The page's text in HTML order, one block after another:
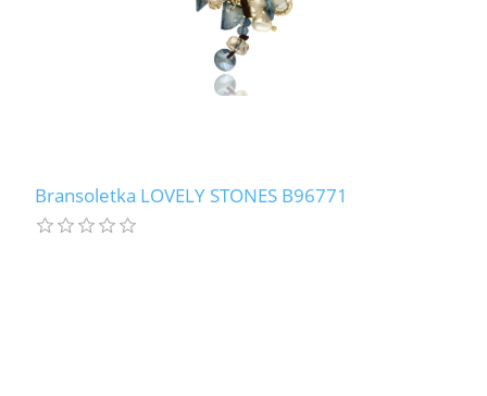
Bransoletka LOVELY STONES B96771